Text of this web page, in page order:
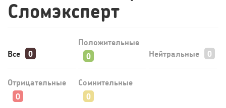
Сломэксперт
Все
Положительные
Нейтральные
Отрицательные Сомнительные